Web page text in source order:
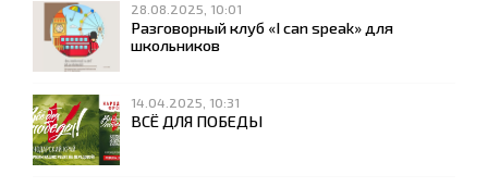
28.08.2025, 10:01
Разговорный клуб «I can speak» для
школьников
14.04.2025, 10:31
ВСЁ ДЛЯ ПОБЕДЫ